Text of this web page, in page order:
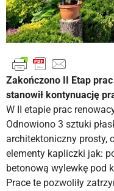
Zakończono II Etap
stanowił kontynuację
W II etapie prac
Odnowiono 3 sztuki
architektoniczny prosty,
elementy kapliczki jak:
betonową wylewkę pod
Prace te pozwoliły